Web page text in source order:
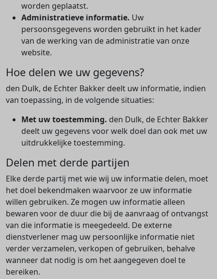
worden geplaatst.
Administratieve informatie. Uw
persoonsgegevens worden gebruikt in het kader
van de werking van de administratie van onze
website.
Hoe delen we uw gegevens?
den Dulk, de Echter Bakker deelt uw informatie, indien
van toepassing, in de volgende situaties:
Met uw toestemming. den Dulk, de Echter Bakker
deelt uw gegevens voor welk doel dan ook met uw
uitdrukkelijke toestemming.
Delen met derde partijen
Elke derde partij met wie wij uw informatie delen, moet
het doel bekendmaken waarvoor ze uw informatie
willen gebruiken. Ze mogen uw informatie alleen
bewaren voor de duur die bij de aanvraag of ontvangst
van die informatie is meegedeeld. De externe
dienstverlener mag uw persoonlijke informatie niet
verder verzamelen, verkopen of gebruiken, behalve
wanneer dat nodig is om het aangegeven doel te
bereiken.